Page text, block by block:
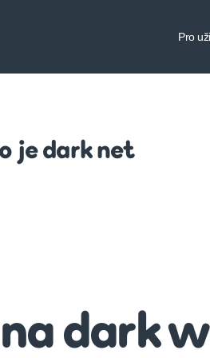
Pro
je dark net
dark